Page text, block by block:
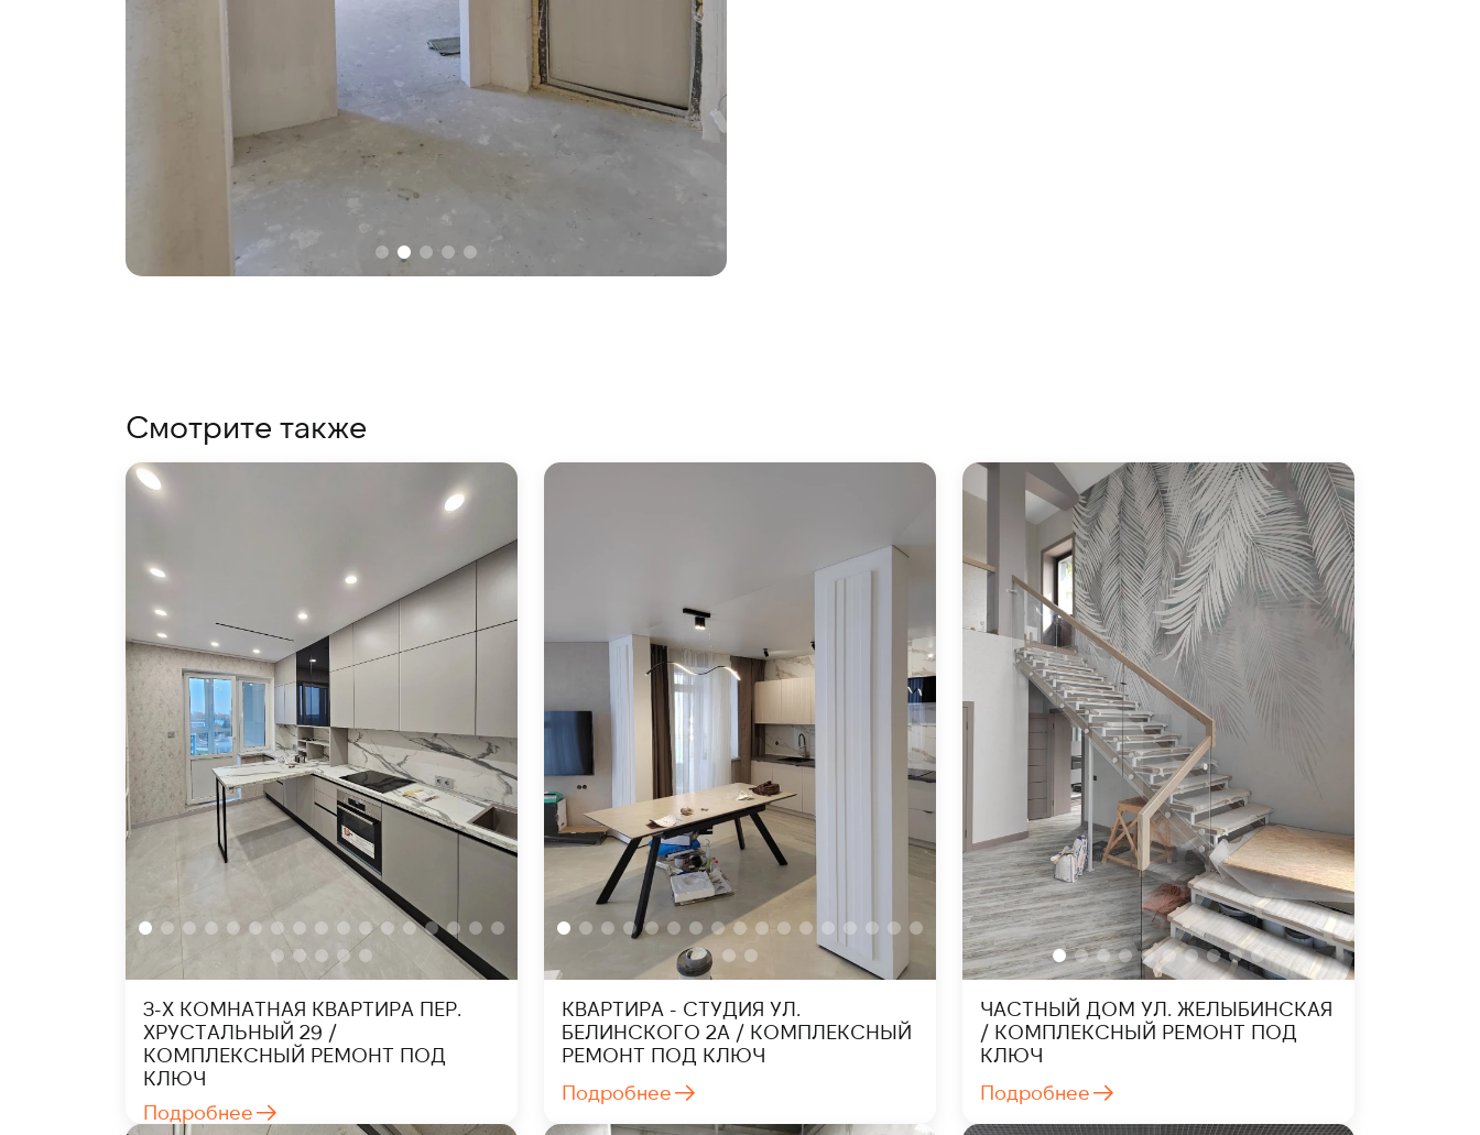
Смотрите также
3-Х КОМНАТНАЯ КВАРТИРА ПЕР.
ХРУСТАЛЬНЫЙ 29 /
КОМПЛЕКСНЫЙ РЕМОНТ ПОД
КЛЮЧ
Подробнее
КВАРТИРА - СТУДИЯ УЛ.
БЕЛИНСКОГО 2А / КОМПЛЕКСНЫЙ
РЕМОНТ ПОД КЛЮЧ
Подробнее
ЧАСТНЫЙ ДОМ УЛ. ЖЕЛЫБИНСКАЯ
/ КОМПЛЕКСНЫЙ РЕМОНТ ПОД
КЛЮЧ
Подробнее